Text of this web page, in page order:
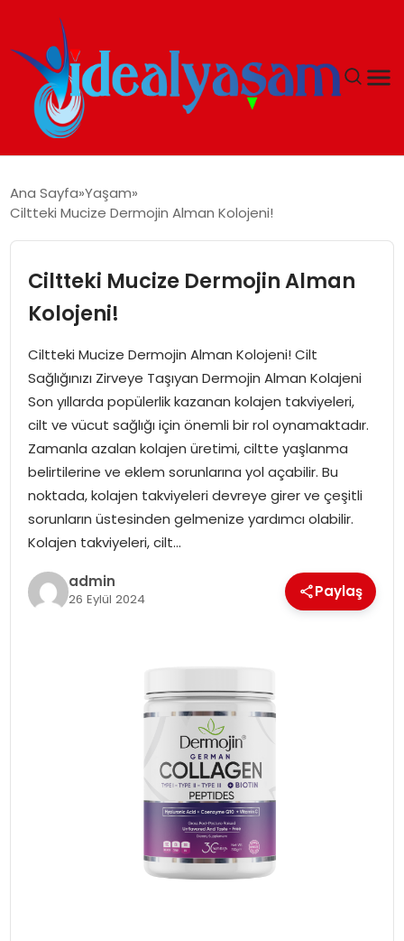
EKONOMI
İDEAL YAŞAM
İDEAL SPOR
YAŞAM
MAGAZIN
SAĞLIK
SOSYAL HABER
Ana Sayfa Yaşam
Ciltteki Mucize Dermojin Alman Kolojeni!
Ciltteki Mucize Dermojin Alman
Kolojeni!
Ciltteki Mucize Dermojin Alman Kolojeni! Cilt
Sağlığınızı Zirveye Taşıyan Dermojin Alman Kolajeni
Son yıllarda popülerlik kazanan kolajen takviyeleri,
cilt ve vücut sağlığı için önemli bir rol oynamaktadır.
Zamanla azalan kolajen üretimi, ciltte yaşlanma
belirtilerine ve eklem sorunlarına yol açabilir. Bu
noktada, kolajen takviyeleri devreye girer ve çeşitli
sorunların üstesinden gelmenize yardımcı olabilir.
Kolajen takviyeleri, cilt…
admin
26 Eylül 2024 Paylaş